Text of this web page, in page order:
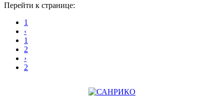
Перейти к странице:
1
‹
1
2
›
2